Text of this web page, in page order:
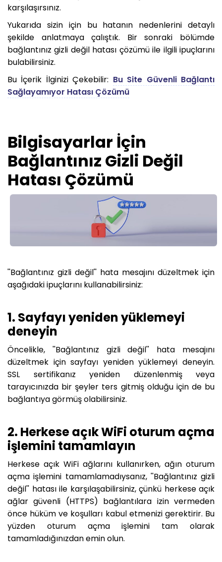
karşılaşırsınız.
Yukarıda sizin için bu hatanın nedenlerini detaylı
şekilde anlatmaya çalıştık. Bir sonraki bölümde
bağlantınız gizli değil hatası çözümü ile ilgili ipuçlarını
bulabilirsiniz.
Bu İçerik İlginizi Çekebilir: Bu Site Güvenli Bağlantı
Sağlayamıyor Hatası Çözümü
Bilgisayarlar İçin
Bağlantınız Gizli Değil
Hatası Çözümü
''Bağlantınız gizli değil'' hata mesajını düzeltmek için
aşağıdaki ipuçlarını kullanabilirsiniz:
1. Sayfayı yeniden yüklemeyi
deneyin
Öncelikle, ''Bağlantınız gizli değil'' hata mesajını
düzeltmek için sayfayı yeniden yüklemeyi deneyin.
SSL sertifikanız yeniden düzenlenmiş veya
tarayıcınızda bir şeyler ters gitmiş olduğu için de bu
bağlantıya görmüş olabilirsiniz.
2. Herkese açık WiFi oturum açma
işlemini tamamlayın
Herkese açık WiFi ağlarını kullanırken, ağın oturum
açma işlemini tamamlamadıysanız, ''Bağlantınız gizli
değil'' hatası ile karşılaşabilirsiniz, çünkü herkese açık
ağlar güvenli (HTTPS) bağlantılara izin vermeden
önce hüküm ve koşulları kabul etmenizi gerektirir. Bu
yüzden oturum açma işlemini tam olarak
tamamladığınızdan emin olun.